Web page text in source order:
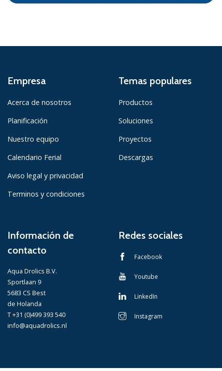
Empresa
Acerca de nosotros
Planificación
Nuestro equipo
Calendario Ferial
Aviso legal y privacidad
Terminos y condiciones
Temas populares
Productos
Soluciones
Proyectos
Descargas
Información de
contacto
Aqua Drolics B.V.
Sportlaan 9
5683 CS Best
de Holanda
T +31 (0)499 393 540
info@aquadrolics.nl
Redes sociales
Facebook
Youtube
LinkedIn
Instagram